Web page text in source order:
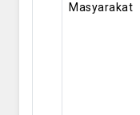
Masyarakat